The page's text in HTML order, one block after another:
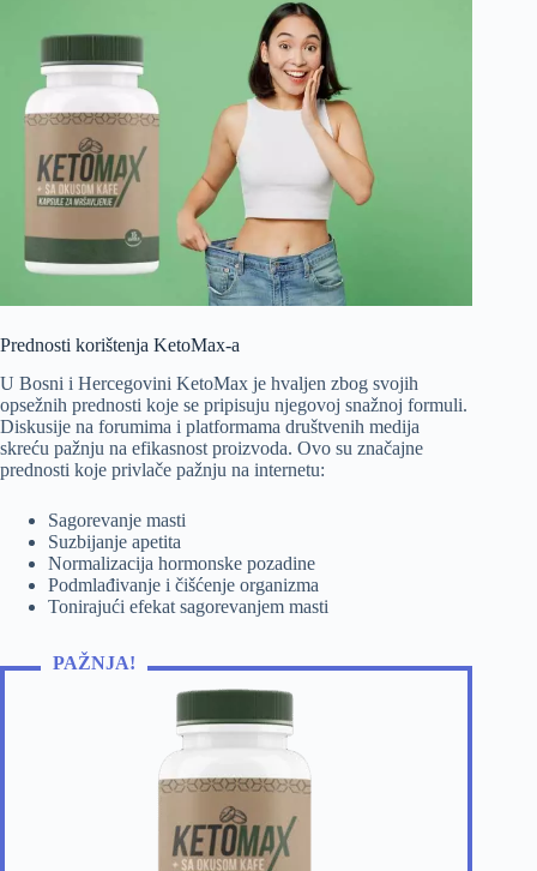
Prednosti korištenja KetoMax-a
U Bosni i Hercegovini KetoMax je hvaljen zbog svojih
opsežnih prednosti koje se pripisuju njegovoj snažnoj formuli.
Diskusije na forumima i platformama društvenih medija
skreću pažnju na efikasnost proizvoda. Ovo su značajne
prednosti koje privlače pažnju na internetu:
Sagorevanje masti
Suzbijanje apetita
Normalizacija hormonske pozadine
Podmlađivanje i čišćenje organizma
Tonirajući efekat sagorevanjem masti
PAŽNJA!